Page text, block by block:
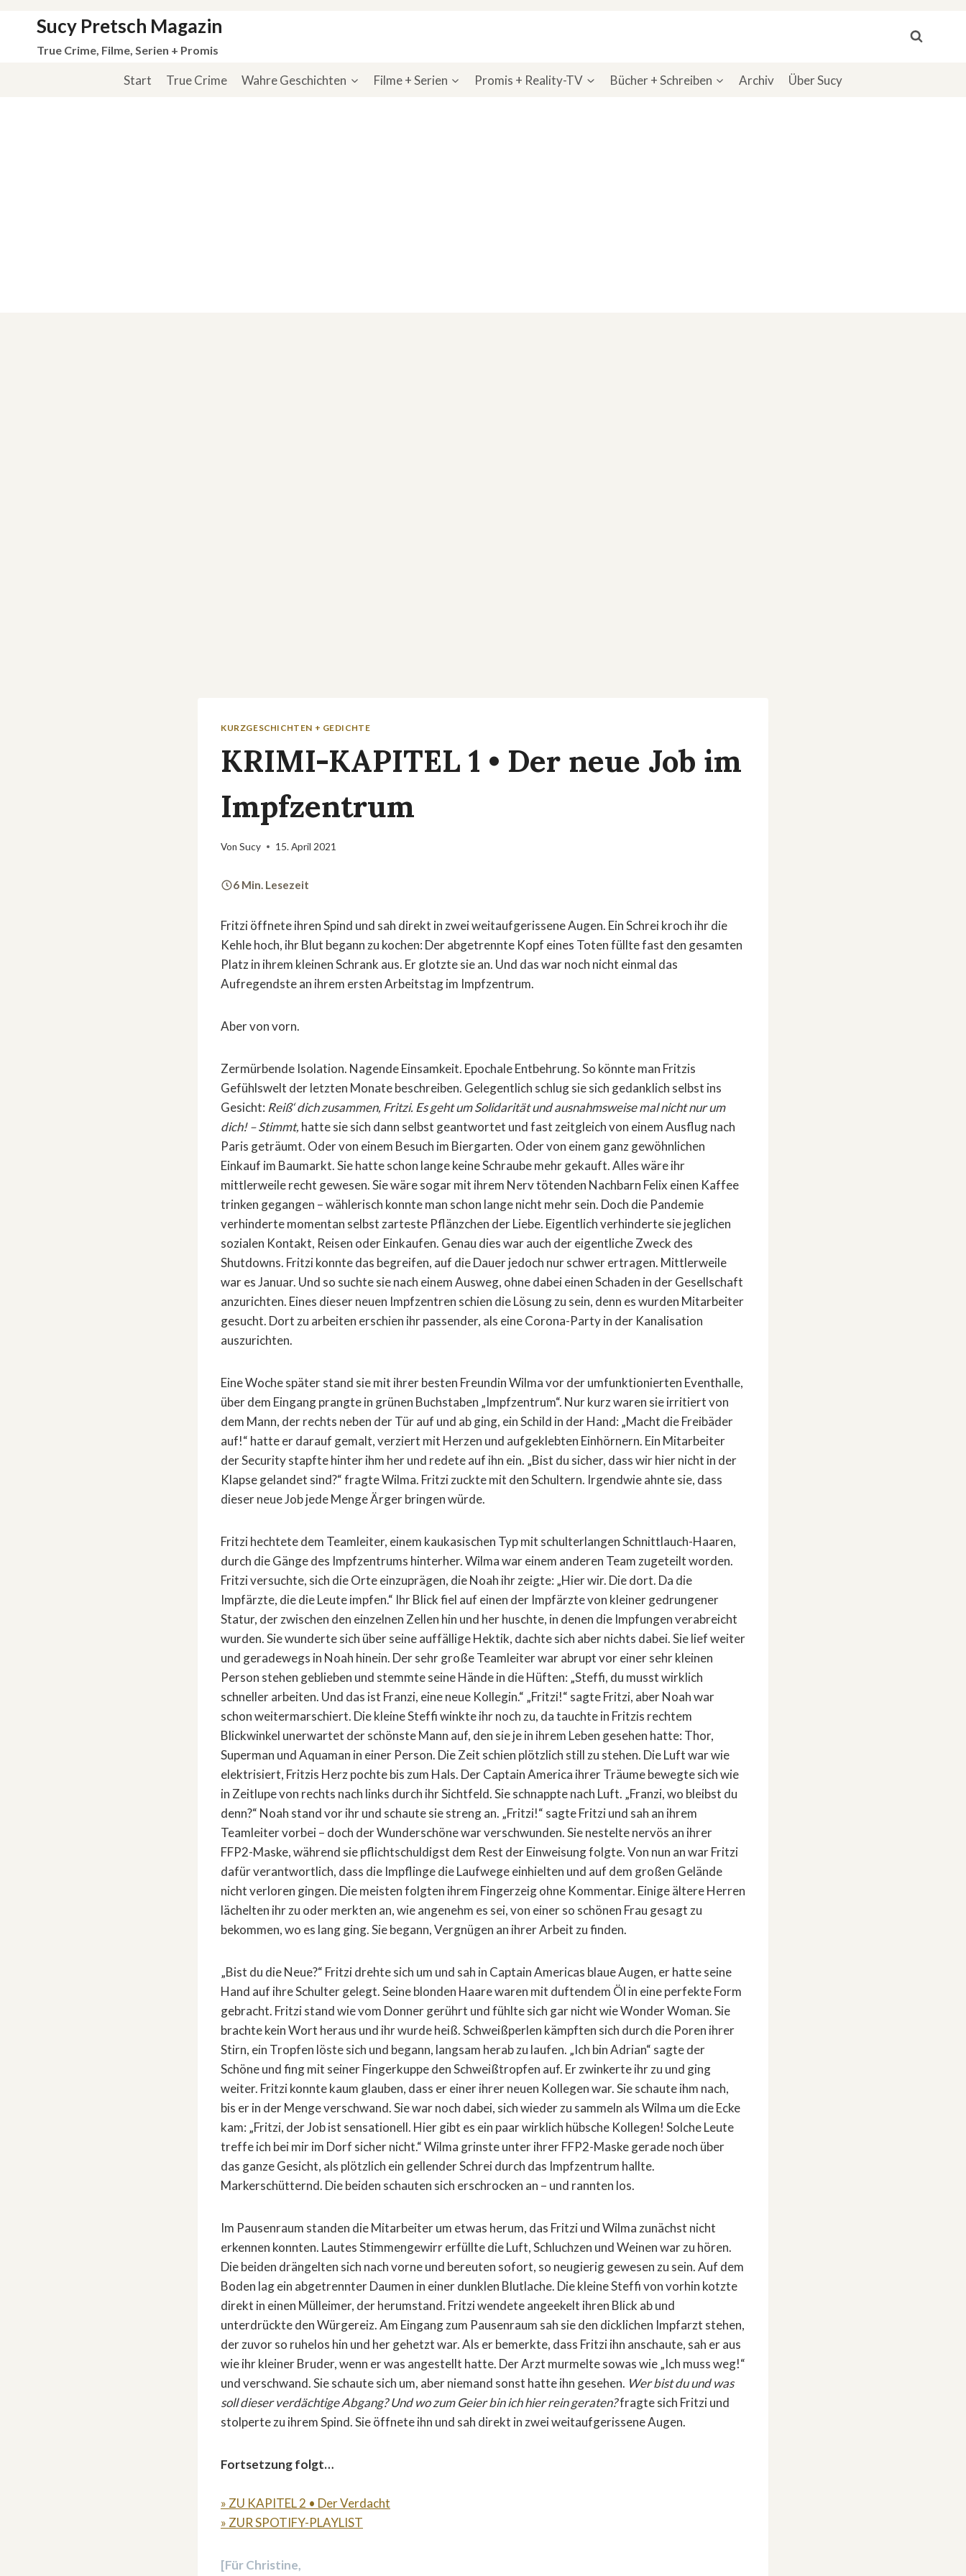
springen
Sucy Pretsch Magazin
True Crime, Filme, Serien + Promis
Start True Crime Wahre Geschichten Filme + Serien Promis + Reality-TV Bücher + Schreiben Archiv Über Sucy
KURZGESCHICHTEN + GEDICHTE
KRIMI-KAPITEL 1 • Der neue Job im
Impfzentrum
Von Sucy 15. April 2021
6 Min. Lesezeit
Fritzi öffnete ihren Spind und sah direkt in zwei weitaufgerissene Augen. Ein Schrei kroch ihr die
Kehle hoch, ihr Blut begann zu kochen: Der abgetrennte Kopf eines Toten füllte fast den gesamten
Platz in ihrem kleinen Schrank aus. Er glotzte sie an. Und das war noch nicht einmal das
Aufregendste an ihrem ersten Arbeitstag im Impfzentrum.
Aber von vorn.
Zermürbende Isolation. Nagende Einsamkeit. Epochale Entbehrung. So könnte man Fritzis
Gefühlswelt der letzten Monate beschreiben. Gelegentlich schlug sie sich gedanklich selbst ins
Gesicht: Reiß‘ dich zusammen, Fritzi. Es geht um Solidarität und ausnahmsweise mal nicht nur um
dich! – Stimmt, hatte sie sich dann selbst geantwortet und fast zeitgleich von einem Ausflug nach
Paris geträumt. Oder von einem Besuch im Biergarten. Oder von einem ganz gewöhnlichen
Einkauf im Baumarkt. Sie hatte schon lange keine Schraube mehr gekauft. Alles wäre ihr
mittlerweile recht gewesen. Sie wäre sogar mit ihrem Nerv tötenden Nachbarn Felix einen Kaffee
trinken gegangen – wählerisch konnte man schon lange nicht mehr sein. Doch die Pandemie
verhinderte momentan selbst zarteste Pflänzchen der Liebe. Eigentlich verhinderte sie jeglichen
sozialen Kontakt, Reisen oder Einkaufen. Genau dies war auch der eigentliche Zweck des
Shutdowns. Fritzi konnte das begreifen, auf die Dauer jedoch nur schwer ertragen. Mittlerweile
war es Januar. Und so suchte sie nach einem Ausweg, ohne dabei einen Schaden in der Gesellschaft
anzurichten. Eines dieser neuen Impfzentren schien die Lösung zu sein, denn es wurden Mitarbeiter
gesucht. Dort zu arbeiten erschien ihr passender, als eine Corona-Party in der Kanalisation
auszurichten.
Eine Woche später stand sie mit ihrer besten Freundin Wilma vor der umfunktionierten Eventhalle,
über dem Eingang prangte in grünen Buchstaben „Impfzentrum“. Nur kurz waren sie irritiert von
dem Mann, der rechts neben der Tür auf und ab ging, ein Schild in der Hand: „Macht die Freibäder
auf!“ hatte er darauf gemalt, verziert mit Herzen und aufgeklebten Einhörnern. Ein Mitarbeiter
der Security stapfte hinter ihm her und redete auf ihn ein. „Bist du sicher, dass wir hier nicht in der
Klapse gelandet sind?“ fragte Wilma. Fritzi zuckte mit den Schultern. Irgendwie ahnte sie, dass
dieser neue Job jede Menge Ärger bringen würde.
Fritzi hechtete dem Teamleiter, einem kaukasischen Typ mit schulterlangen Schnittlauch-Haaren,
durch die Gänge des Impfzentrums hinterher. Wilma war einem anderen Team zugeteilt worden.
Fritzi versuchte, sich die Orte einzuprägen, die Noah ihr zeigte: „Hier wir. Die dort. Da die
Impfärzte, die die Leute impfen.“ Ihr Blick fiel auf einen der Impfärzte von kleiner gedrungener
Statur, der zwischen den einzelnen Zellen hin und her huschte, in denen die Impfungen verabreicht
wurden. Sie wunderte sich über seine auffällige Hektik, dachte sich aber nichts dabei. Sie lief weiter
und geradewegs in Noah hinein. Der sehr große Teamleiter war abrupt vor einer sehr kleinen
Person stehen geblieben und stemmte seine Hände in die Hüften: „Steffi, du musst wirklich
schneller arbeiten. Und das ist Franzi, eine neue Kollegin.“ „Fritzi!“ sagte Fritzi, aber Noah war
schon weitermarschiert. Die kleine Steffi winkte ihr noch zu, da tauchte in Fritzis rechtem
Blickwinkel unerwartet der schönste Mann auf, den sie je in ihrem Leben gesehen hatte: Thor,
Superman und Aquaman in einer Person. Die Zeit schien plötzlich still zu stehen. Die Luft war wie
elektrisiert, Fritzis Herz pochte bis zum Hals. Der Captain America ihrer Träume bewegte sich wie
in Zeitlupe von rechts nach links durch ihr Sichtfeld. Sie schnappte nach Luft. „Franzi, wo bleibst du
denn?“ Noah stand vor ihr und schaute sie streng an. „Fritzi!“ sagte Fritzi und sah an ihrem
Teamleiter vorbei – doch der Wunderschöne war verschwunden. Sie nestelte nervös an ihrer
FFP2-Maske, während sie pflichtschuldigst dem Rest der Einweisung folgte. Von nun an war Fritzi
dafür verantwortlich, dass die Impflinge die Laufwege einhielten und auf dem großen Gelände
nicht verloren gingen. Die meisten folgten ihrem Fingerzeig ohne Kommentar. Einige ältere Herren
lächelten ihr zu oder merkten an, wie angenehm es sei, von einer so schönen Frau gesagt zu
bekommen, wo es lang ging. Sie begann, Vergnügen an ihrer Arbeit zu finden.
„Bist du die Neue?“ Fritzi drehte sich um und sah in Captain Americas blaue Augen, er hatte seine
Hand auf ihre Schulter gelegt. Seine blonden Haare waren mit duftendem Öl in eine perfekte Form
gebracht. Fritzi stand wie vom Donner gerührt und fühlte sich gar nicht wie Wonder Woman. Sie
brachte kein Wort heraus und ihr wurde heiß. Schweißperlen kämpften sich durch die Poren ihrer
Stirn, ein Tropfen löste sich und begann, langsam herab zu laufen. „Ich bin Adrian“ sagte der
Schöne und fing mit seiner Fingerkuppe den Schweißtropfen auf. Er zwinkerte ihr zu und ging
weiter. Fritzi konnte kaum glauben, dass er einer ihrer neuen Kollegen war. Sie schaute ihm nach,
bis er in der Menge verschwand. Sie war noch dabei, sich wieder zu sammeln als Wilma um die Ecke
kam: „Fritzi, der Job ist sensationell. Hier gibt es ein paar wirklich hübsche Kollegen! Solche Leute
treffe ich bei mir im Dorf sicher nicht.“ Wilma grinste unter ihrer FFP2-Maske gerade noch über
das ganze Gesicht, als plötzlich ein gellender Schrei durch das Impfzentrum hallte.
Markerschütternd. Die beiden schauten sich erschrocken an – und rannten los.
Im Pausenraum standen die Mitarbeiter um etwas herum, das Fritzi und Wilma zunächst nicht
erkennen konnten. Lautes Stimmengewirr erfüllte die Luft, Schluchzen und Weinen war zu hören.
Die beiden drängelten sich nach vorne und bereuten sofort, so neugierig gewesen zu sein. Auf dem
Boden lag ein abgetrennter Daumen in einer dunklen Blutlache. Die kleine Steffi von vorhin kotzte
direkt in einen Mülleimer, der herumstand. Fritzi wendete angeekelt ihren Blick ab und
unterdrückte den Würgereiz. Am Eingang zum Pausenraum sah sie den dicklichen Impfarzt stehen,
der zuvor so ruhelos hin und her gehetzt war. Als er bemerkte, dass Fritzi ihn anschaute, sah er aus
wie ihr kleiner Bruder, wenn er was angestellt hatte. Der Arzt murmelte sowas wie „Ich muss weg!“
und verschwand. Sie schaute sich um, aber niemand sonst hatte ihn gesehen. Wer bist du und was
soll dieser verdächtige Abgang? Und wo zum Geier bin ich hier rein geraten?fragte sich Fritzi und
stolperte zu ihrem Spind. Sie öffnete ihn und sah direkt in zwei weitaufgerissene Augen.
Fortsetzung folgt…
» ZU KAPITEL 2 • Der Verdacht
» ZUR SPOTIFY-PLAYLIST
[Für Christine,